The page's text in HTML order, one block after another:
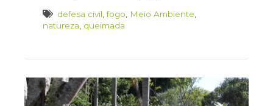
defesa civil ,fogo Meio Ambiente
natureza queimada